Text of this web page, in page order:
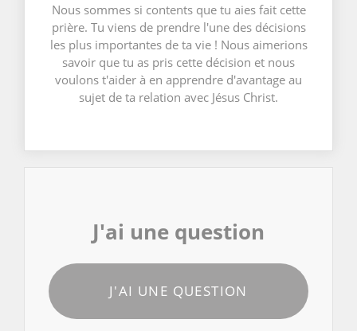
Nous sommes si contents que tu aies fait cette
prière. Tu viens de prendre l'une des décisions
les plus importantes de ta vie ! Nous aimerions
savoir que tu as pris cette décision et nous
voulons t'aider à en apprendre d'avantage au
sujet de ta relation avec Jésus Christ.
J'ai une question
J'AI UNE QUESTION